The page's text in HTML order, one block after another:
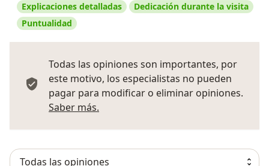
Explicaciones detalladas
Dedicación durante la visita
Puntualidad
Todas las opiniones son importantes, por
este motivo, los especialistas no pueden
pagar para modificar o eliminar opiniones.
Saber más.